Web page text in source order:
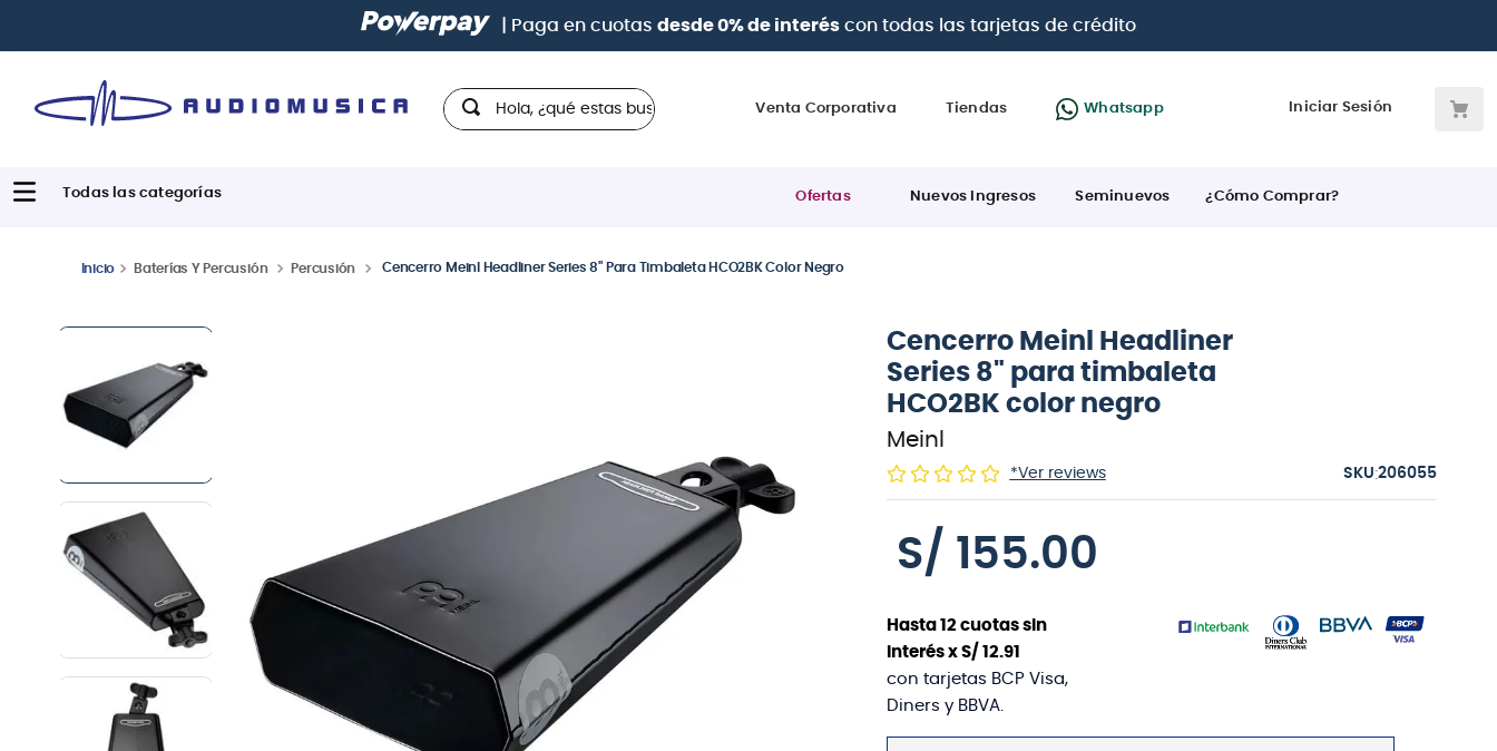
Paga conhasta 12 cuotas sin intereses
Hola, ¿qué estas buscando?
Venta Corporativa Tiendas Whatsapp Iniciar Sesión
Ofertas Nuevos Ingresos Seminuevos ¿Cómo Comprar?
Baterías Y Percusión Percusión Cencerro Meinl Headliner Series 8" Para Timbaleta HCO2BK Color Negro
Cencerro Meinl Headliner
Series 8" para timbaleta
HCO2BK color negro
Meinl
*Ver reviews :206055
S/ 155.00
Hasta 12cuotas sin
interés x S/ 12.91
con tarjetas BCP Visa,
Diners y BBVA.